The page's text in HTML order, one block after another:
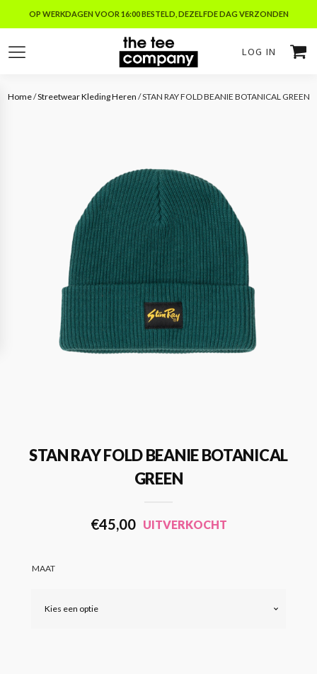
OP WERKDAGEN VOOR 16:00 BESTELD, DEZELFDE DAG VERZONDEN
LOG IN
Home/Streetwear Kleding Heren / STAN RAY FOLD BEANIE BOTANICAL GREEN
STAN RAY FOLD BEANIE BOTANICAL
GREEN
€45,00 UITVERKOCHT
MAAT